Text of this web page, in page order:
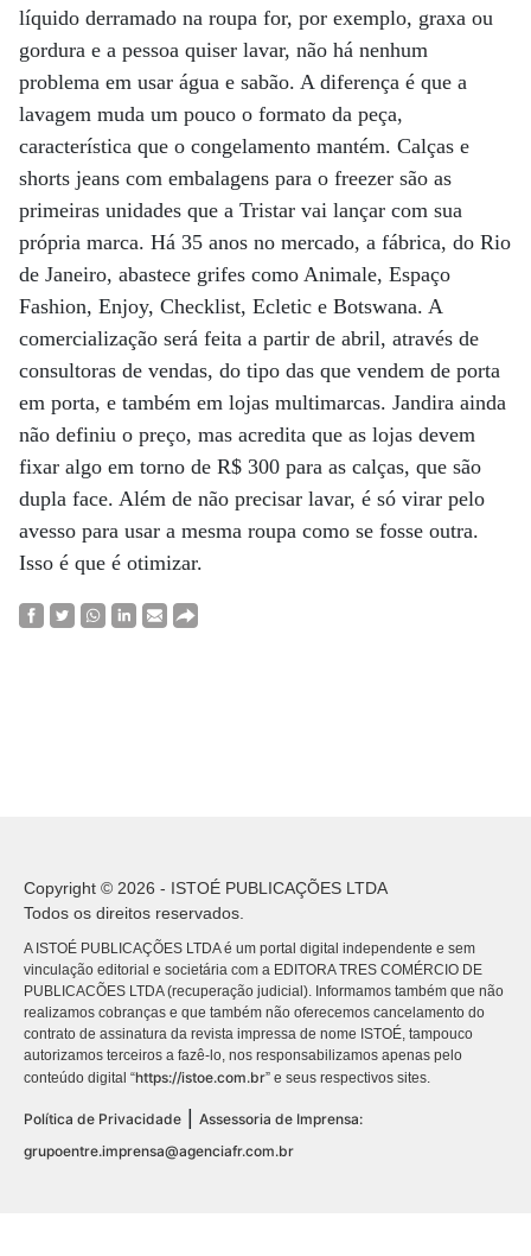
líquido derramado na roupa for, por exemplo, graxa ou
gordura e a pessoa quiser lavar, não há nenhum
problema em usar água e sabão. A diferença é que a
lavagem muda um pouco o formato da peça,
característica que o congelamento mantém. Calças e
shorts jeans com embalagens para o freezer são as
primeiras unidades que a Tristar vai lançar com sua
própria marca. Há 35 anos no mercado, a fábrica, do Rio
de Janeiro, abastece grifes como Animale, Espaço
Fashion, Enjoy, Checklist, Ecletic e Botswana. A
comercialização será feita a partir de abril, através de
consultoras de vendas, do tipo das que vendem de porta
em porta, e também em lojas multimarcas. Jandira ainda
não definiu o preço, mas acredita que as lojas devem
fixar algo em torno de R$ 300 para as calças, que são
dupla face. Além de não precisar lavar, é só virar pelo
avesso para usar a mesma roupa como se fosse outra.
Isso é que é otimizar.
Copyright © 2026 - ISTOÉ PUBLICAÇÕES LTDA
Todos os direitos reservados.
A ISTOÉ PUBLICAÇÕES LTDA é um portal digital independente e sem
vinculação editorial e societária com a EDITORA TRES COMÉRCIO DE
PUBLICACÕES LTDA (recuperação judicial). Informamos também que não
realizamos cobranças e que também não oferecemos cancelamento do
contrato de assinatura da revista impressa de nome ISTOÉ, tampouco
autorizamos terceiros a fazê-lo, nos responsabilizamos apenas pelo
conteúdo digital “https://istoe.com.br” e seus respectivos sites.
Política de Privacidade
Assessoria de Imprensa:
grupoentre.imprensa@agenciafr.com.br